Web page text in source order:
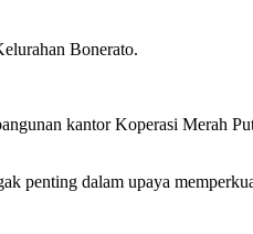
Bonerato.
kantor Koperasi Merah
penting dalam upaya